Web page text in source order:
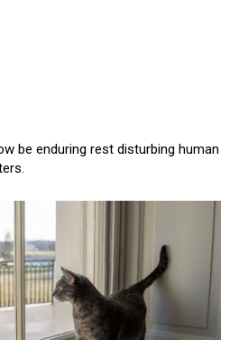
be enduring rest disturbing human